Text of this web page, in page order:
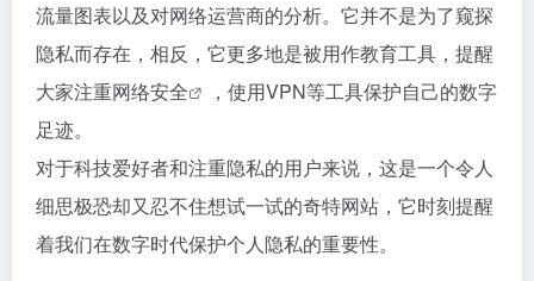
流量图表以及对网络运营商的分析。它并不是为了窥探
隐私而存在，相反，它更多地是被用作教育工具，提醒
大家注重网络安全
，使用VPN等工具保护自己的数字
足迹。
对于科技爱好者和注重隐私的用户来说，这是一个令人
细思极恐却又忍不住想试一试的奇特网站，它时刻提醒
着我们在数字时代保护个人隐私的重要性。